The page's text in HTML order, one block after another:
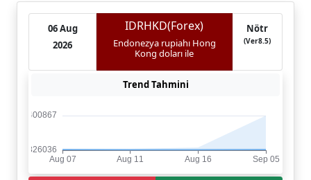
06 Aug
2026
IDRHKD(Forex)
Endonezya rupiahı Hong
Kong doları ile
Nötr
(Ver8.5)
Trend Tahmini